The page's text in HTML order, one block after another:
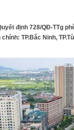
định 728/QĐ-TTg
TP.Bắc Ninh,